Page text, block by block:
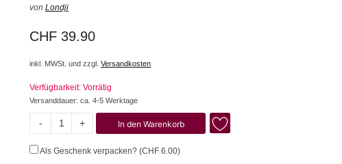
von Londji
CHF 39.90
inkl. MWSt. und zzgl. Versandkosten
Verfügbarkeit: Vorrätig
Versanddauer: ca. 4-5 Werktage
-
Mysterious
Case:
Birthday
+ In den Warenkorb
Als Geschenk verpacken? (CHF 6.00)